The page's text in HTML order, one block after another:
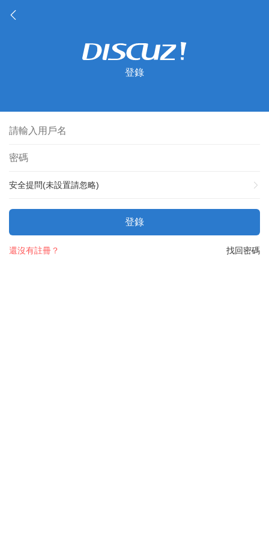
登錄
安全提問(未設置請忽略)
登錄
找回密碼
還沒有註冊？